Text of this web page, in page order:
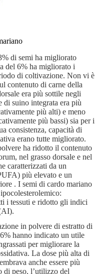
di semi ha migliorato
del 6% ha migliorato i
di coltivazione. Non vi è
contenuto di carne della
era più sottile negli
di suino integrata era più
più alti) e meno
più bassi) sia per i
consistenza, capacità di
erano tutte migliorato.
ha ridotto il contenuto
nel grasso dorsale e nel
caratterizzati da un
più elevato e un
. I semi di cardo mariano
i tessuti e ridotto gli indici
in polvere di estratto di
hanno indicato un utile
per migliorare la
La dose più alta di
anche essere più
di peso, l’utilizzo del